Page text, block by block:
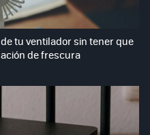
tu ventilador sin tener que
de frescura